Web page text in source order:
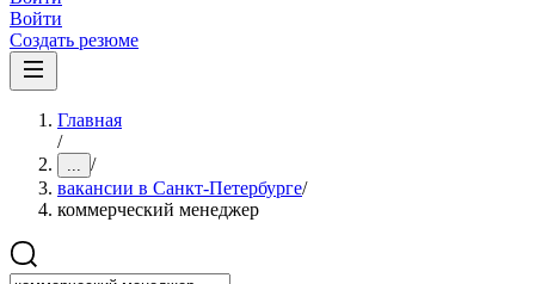
Войти
Создать резюме
Главная
/
... /
вакансии в Санкт-Петербурге/
коммерческий менеджер